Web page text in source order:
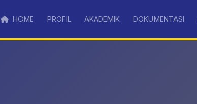
HOME PROFIL AKADEMIK DOKUMENTASI